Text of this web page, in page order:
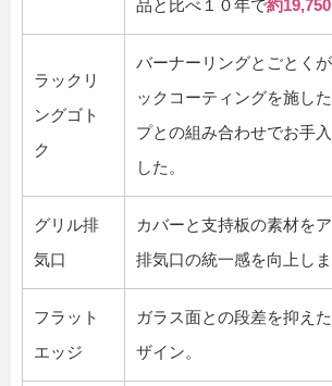
品と比べ１０年で約
ラックリ
ングゴト
ク
バーナーリングとごとく
ックコーティングを施し
プとの組み合わせでお手
した。
グリル排
気口
カバーと支持板の素材を
排気口の統一感を向上しま
フラット
エッジ
ガラス面との段差を抑え
ザイン。